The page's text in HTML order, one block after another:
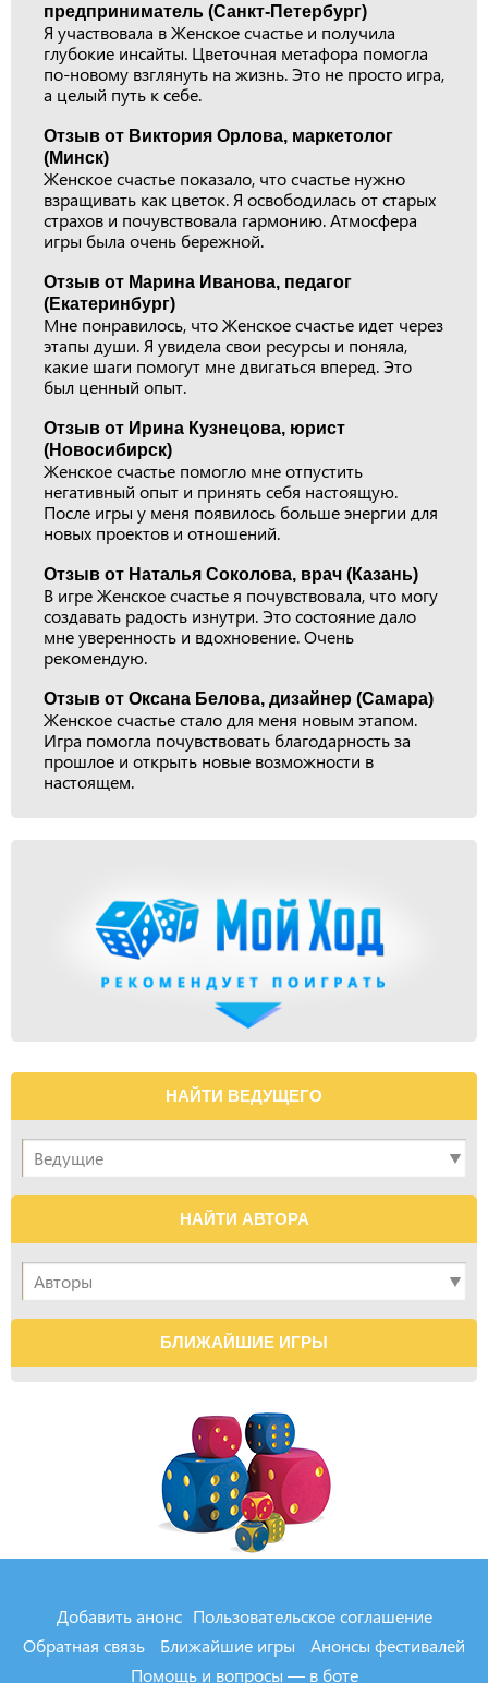
предприниматель (Санкт-Петербург)
Я участвовала в Женское счастье и получила
глубокие инсайты. Цветочная метафора помогла
по-новому взглянуть на жизнь. Это не просто игра,
а целый путь к себе.
Отзыв от Виктория Орлова, маркетолог
(Минск)
Женское счастье показало, что счастье нужно
взращивать как цветок. Я освободилась от старых
страхов и почувствовала гармонию. Атмосфера
игры была очень бережной.
Отзыв от Марина Иванова, педагог
(Екатеринбург)
Мне понравилось, что Женское счастье идет через
этапы души. Я увидела свои ресурсы и поняла,
какие шаги помогут мне двигаться вперед. Это
был ценный опыт.
Отзыв от Ирина Кузнецова, юрист
(Новосибирск)
Женское счастье помогло мне отпустить
негативный опыт и принять себя настоящую.
После игры у меня появилось больше энергии для
новых проектов и отношений.
Отзыв от Наталья Соколова, врач (Казань)
В игре Женское счастье я почувствовала, что могу
создавать радость изнутри. Это состояние дало
мне уверенность и вдохновение. Очень
рекомендую.
Отзыв от Оксана Белова, дизайнер (Самара)
Женское счастье стало для меня новым этапом.
Игра помогла почувствовать благодарность за
прошлое и открыть новые возможности в
настоящем.
НАЙТИ ВЕДУЩЕГО
НАЙТИ АВТОРА
БЛИЖАЙШИЕ ИГРЫ
Добавить анонс Пользовательское соглашение
Обратная связь
Ближайшие игры
Анонсы фестивалей
Помощь и вопросы — в боте